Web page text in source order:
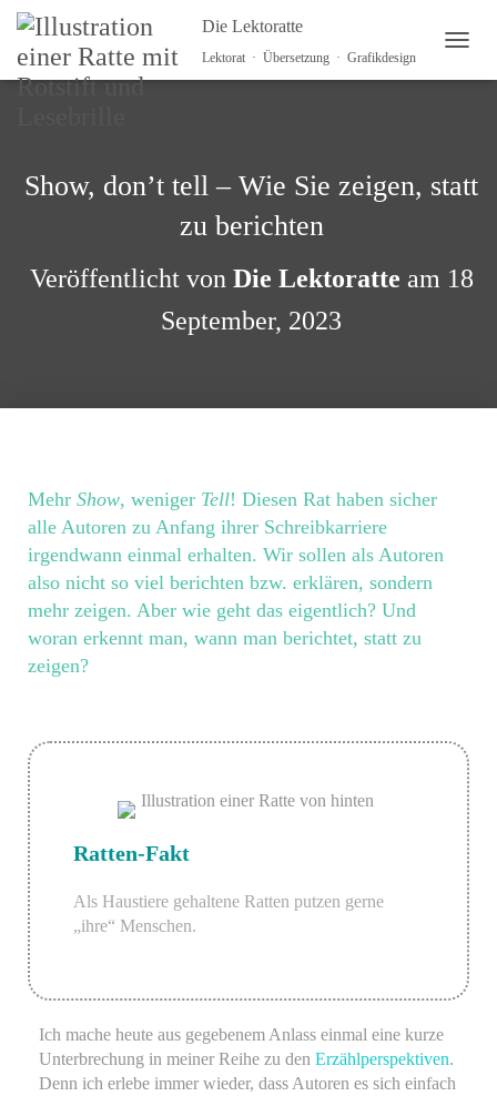
Die Lektoratte
Lektorat · Übersetzung · Grafikdesign
A
T
U
M
Show, don’t tell – Wie Sie zeigen, statt
zu berichten
Veröffentlicht von Die Lektoratte am 18
September, 2023
Mehr Show, weniger Tell! Diesen Rat haben sicher
alle Autoren zu Anfang ihrer Schreibkarriere
irgendwann einmal erhalten. Wir sollen als Autoren
also nicht so viel berichten bzw. erklären, sondern
mehr zeigen. Aber wie geht das eigentlich? Und
woran erkennt man, wann man berichtet, statt zu
zeigen?
Ratten-Fakt
Als Haustiere gehaltene Ratten putzen gerne
„ihre“ Menschen.
Ich mache heute aus gegebenem Anlass einmal eine kurze
Unterbrechung in meiner Reihe zu den Erzählperspektiven.
Denn ich erlebe immer wieder, dass Autoren es sich einfach